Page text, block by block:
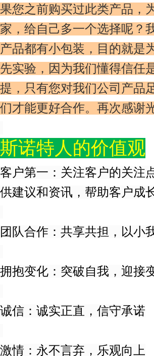
果您之前购买过此类产品，
家，给自己多一个选择呢？
产品都有小包装，目的就是
先实验，因为我们懂得信任
提，只有您对我们公司产品
们才能更好合作。再次感谢
斯诺特人的价值观
客户第一：关注客户的关注
供建议和资讯，帮助客户成
团队合作：共享共担，以小
拥抱变化：突破自我，迎接
诚信：诚实正直，信守承诺
激情：永不言弃，乐观向上